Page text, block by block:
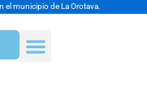
el municipio de La Orotava.